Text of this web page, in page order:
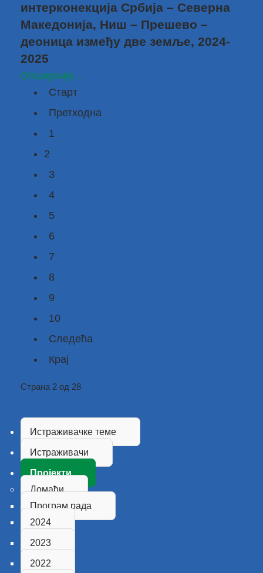
интерконекција Србија – Северна
Македонија, Ниш – Прешево –
деоница између две земље, 2024-
2025
Опширније...
Старт
Претходна
1
2
3
4
5
6
7
8
9
10
Следећа
Крај
Страна 2 од 28
Истраживачке теме
Истраживачи
Пројекти
Домаћи
Програм рада
2024
2023
2022